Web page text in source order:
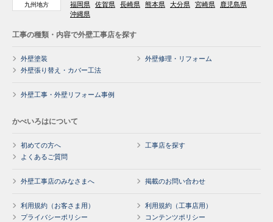
九州地方 福岡県 佐賀県 長崎県 熊本県 大分県 宮崎県
鹿児島県
沖縄県
工事の種類・内容で外壁工事店を探す
外壁塗装
外壁修理・リフォーム
外壁張り替え・カバー工法
外壁工事・外壁リフォーム事例
かべいろはについて
初めての方へ
工事店を探す
よくあるご質問
外壁工事店のみなさまへ 掲載のお問い合わせ
利用規約（お客さま用）
利用規約（工事店用）
プライバシーポリシー
コンテンツポリシー